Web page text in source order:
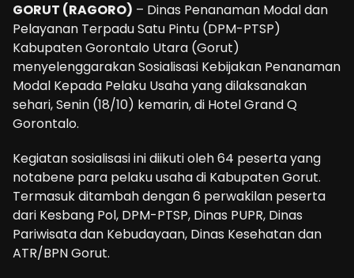
GORUT (RAGORO) – Dinas Penanaman Modal dan
Pelayanan Terpadu Satu Pintu (DPM-PTSP)
Kabupaten Gorontalo Utara (Gorut)
menyelenggarakan Sosialisasi Kebijakan Penanaman
Modal Kepada Pelaku Usaha yang dilaksanakan
sehari, Senin (18/10) kemarin, di Hotel Grand Q
Gorontalo.
Kegiatan sosialisasi ini diikuti oleh 64 peserta yang
notabene para pelaku usaha di Kabupaten Gorut.
Termasuk ditambah dengan 6 perwakilan peserta
dari Kesbang Pol, DPM-PTSP, Dinas PUPR, Dinas
Pariwisata dan Kebudayaan, Dinas Kesehatan dan
ATR/BPN Gorut.